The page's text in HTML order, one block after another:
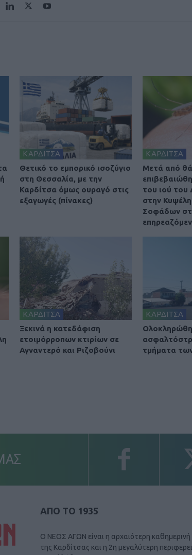
ΚΑΡΔΙΤΣΑ
Θετικό το εμπορικό ισοζύγιο
στη Θεσσαλία, με την
Καρδίτσα όμως ουραγό στις
εξαγωγές (πίνακες)
ΚΑΡΔΙΤΣΑ
Μετά από
του ιού του
στην
Σοφάδων
ΚΑΡΔΙΤΣΑ
Ξεκινά η κατεδάφιση
ετοιμόρροπων κτιρίων σε
Αγναντερό και Ριζοβούνι
ΚΑΡΔΙΤΣΑ
τμήματα
ΑΠΟ ΤΟ 1935
Ο ΝΕΟΣ ΑΓΩΝ είναι η αρχαιότερη
της Καρδίτσας και η 2η μεγαλύτερη